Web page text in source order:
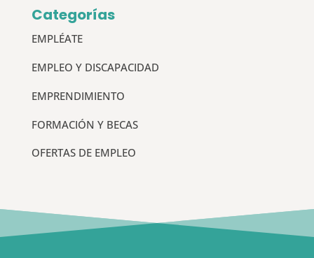
Categorías
EMPLÉATE
EMPLEO Y DISCAPACIDAD
EMPRENDIMIENTO
FORMACIÓN Y BECAS
OFERTAS DE EMPLEO